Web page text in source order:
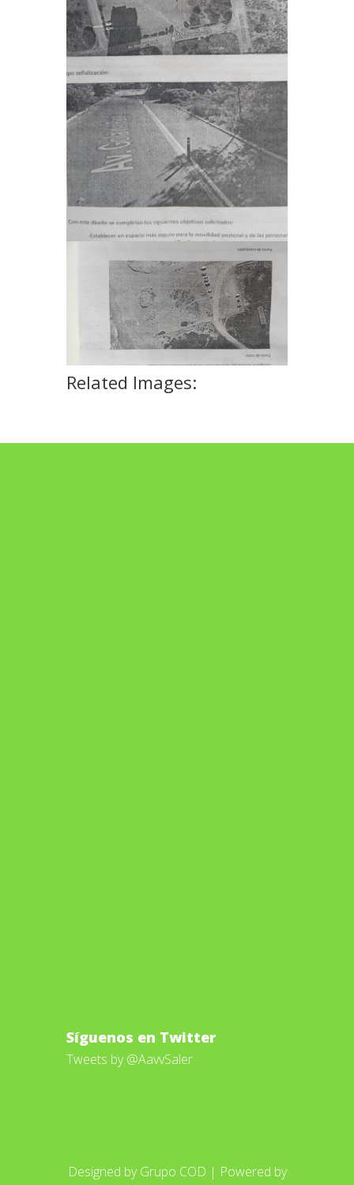
Related Images:
Síguenos en Twitter
Tweets by @AavvSaler
Designed byGrupo COD | Powered by